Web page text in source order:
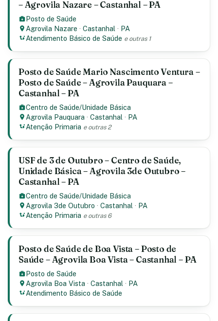
– Agrovila Nazare – Castanhal – PA
Posto de Saúde
Agrovila Nazare ·Castanhal · PA
Atendimento Básico de Saúde e outras 1
Posto de Saúde Mario Nascimento Ventura –
Posto de Saúde – Agrovila Pauquara –
Castanhal – PA
Centro de Saúde/Unidade Básica
Agrovila Pauquara ·Castanhal · PA
Atenção Primaria e outras 2
USF de 3 de Outubro – Centro de Saúde,
Unidade Básica – Agrovila 3de Outubro –
Castanhal – PA
Centro de Saúde/Unidade Básica
Agrovila 3de Outubro ·Castanhal · PA
Atenção Primaria e outras 6
Posto de Saúde de Boa Vista – Posto de
Saúde – Agrovila Boa Vista – Castanhal – PA
Posto de Saúde
Agrovila Boa Vista ·Castanhal · PA
Atendimento Básico de Saúde